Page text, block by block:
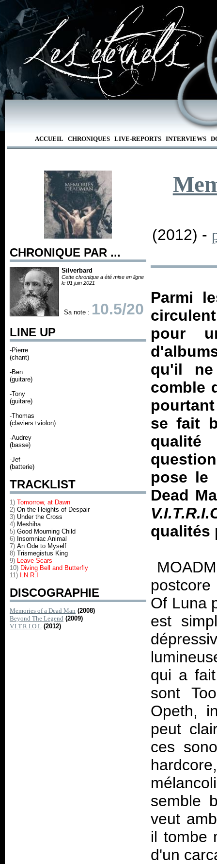
ACCUEIL CHRONIQUES LIVE-REPORTS INTERVIEWS
CHRONIQUE PAR ...
Silverbard
Cette chronique a été mise en ligne
le 01 juin 2021
Sa note : 10.5/20
LINE UP
-Pierre
(chant)
-Ben
(guitare)
-Tony
(guitare)
-Thomas
(claviers+violon)
-Audrey
(basse)
-Jef
(batterie)
TRACKLIST
1) Tomorrow, at Dawn
2) On the Heights of Despair
3) Under the Cross
4) Meshiha
5) Good Mourning Child
6) Insomniac Animal
7) An Ode to Myself
8) Trismegistus King
9) Leave Scars
10) Diving Bell and Butterfly
11) I.N.R.I
DISCOGRAPHIE
Memories of a Dead Man (2008)
Beyond The Legend (2009)
V.I.T.R.I.O.L (2012)
(2012) -
Parmi
pour
qu'il
comble
se fait
pose le
Dead
qualités
Of Luna
est
qui a
sont
Opeth,
peut
ces
semble
veut
il tombe
d'un